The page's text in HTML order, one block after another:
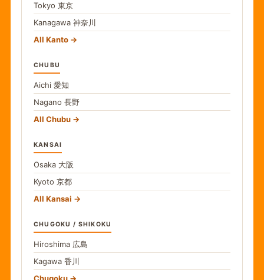
Tokyo 東京
Kanagawa 神奈川
All Kanto
CHUBU
Aichi 愛知
Nagano 長野
All Chubu
KANSAI
Osaka 大阪
Kyoto 京都
All Kansai
CHUGOKU / SHIKOKU
Hiroshima 広島
Kagawa 香川